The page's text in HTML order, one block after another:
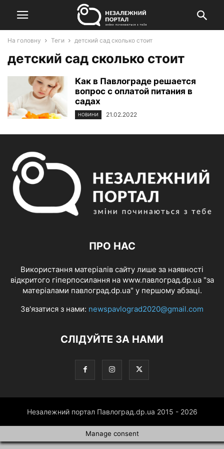
На головну Теги детский сад сколько стоит
детский сад сколько стоит
Как в Павлограде решается
вопрос с оплатой питания в
садах
НОВИНИ 21.02.2022
ПРО НАС
Використання матеріалів сайту лише за наявності
відкритого гіперпосилання на www.павлоград.dp.ua "за
матеріалами павлоград.dp.ua" у першому абзаці.
Зв'язатися з нами: newspavlograd2020@gmail.com
СЛІДУЙТЕ ЗА НАМИ
Незалежний портал Павлоград.dp.ua 2015 - 2026
Manage consent